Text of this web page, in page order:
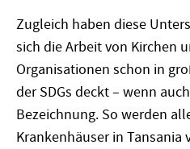
Zugleich haben diese
sich die Arbeit von Kirchen
Organisationen schon in
der SDGs deckt – wenn
Bezeichnung. So werden
Krankenhäuser in Tansania